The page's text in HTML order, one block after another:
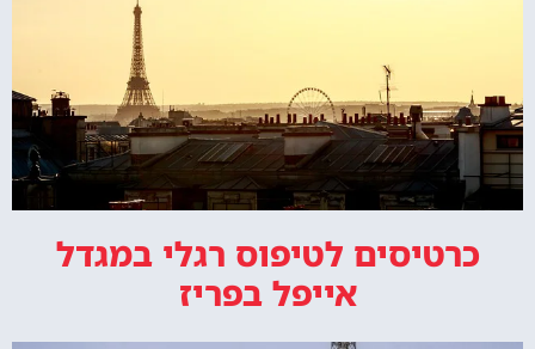
כרטיסים לטיפוס רגלי במגדל
אייפל בפריז